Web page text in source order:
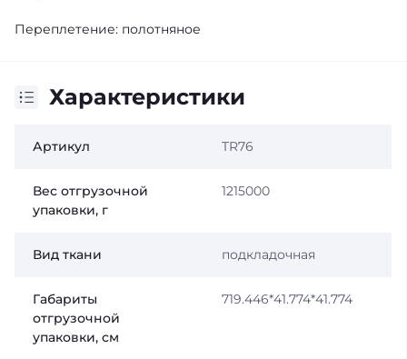
Переплетение: полотняное
Характеристики
Артикул TR76
Вес отгрузочной
упаковки, г
1215000
Вид ткани подкладочная
Габариты
отгрузочной
упаковки, см
719.446*41.774*41.774